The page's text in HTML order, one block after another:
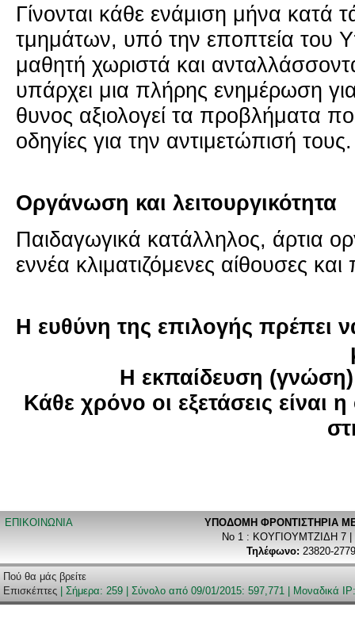
Γί­νο­νται κάθε ενά­μι­ση μήνα κατά
τμη­μά­των, υπό την επο­πτεία του
μα­θη­τή χω­ρι­στά και
υπάρ­χει μια πλή­ρης ενη­μέ­ρω­ση
θυ­νος αξιο­λο­γεί τα προ­βλή­μα­τα
οδη­γί­ες για την αντι­με­τώ­πι­σή τους.
Ορ­γά­νω­ση και λει­τουρ­γι­κό­τη­τα
Παι­δα­γω­γι­κά κα­τάλ­λη­λος, άρτια
εννέα κλι­μα­τι­ζό­με­νες αί­θου­σες
Η ευ­θύ­νη της επι­λο­γής πρέ­πει
Η εκ­παί­δευ­ση (γνώση)
Κάθε χρόνο οι εξε­τά­σεις
ΕΠΙΚΟΙΝΩΝΙΑ
ΥΠΟΔΟΜΗ ΦΡΟΝΤΙΣΤΗΡΙA
Νο 1 : ΚΟΥΓΙΟΥΜΤΖΙΔΗ 7
Τηλέφωνο: 23820-
Πού θα μάς βρείτε
Επισκέπτες | Σήμερα: 259 | Σύνολο από 09/01/2015: 597,771 | Μοναδικά